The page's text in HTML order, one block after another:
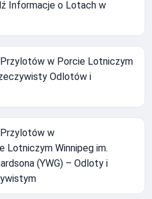
Informacje o Lotach w
w Porcie Lotniczym
Odlotów i
w
Lotniczym Winnipeg im.
(YWG) – Odloty i